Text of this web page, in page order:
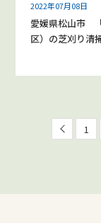
2022年07月08日
愛媛県松山市
区）の芝刈り清
1